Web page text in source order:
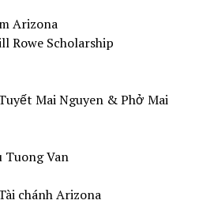
Arizona
Rowe Scholarship
Mai Nguyen & Phở Mai
Tuong Van
chánh Arizona